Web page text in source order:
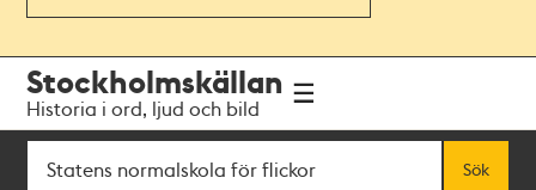
navigationen
huvudinnehållet
Stockholmskällan
Historia i ord, ljud och bild
Sök
Sök